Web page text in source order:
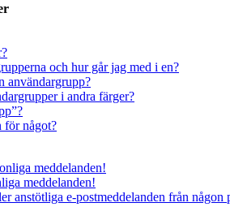
och hur går jag med i en?
användargrupp?
i andra färger?
för något?
meddelanden!
meddelanden!
anstötliga e-postmeddelanden från någon